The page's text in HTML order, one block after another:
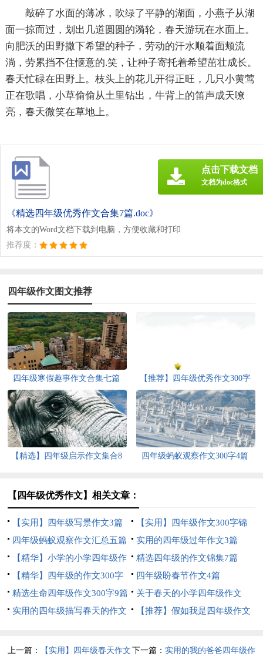
敲碎了水面的薄冰，吹绿了平静的湖面，小燕子从湖
面一掠而过，划出几道圆圆的漪轮，春天游玩在水面上。
向肥沃的田野撒下希望的种子，劳动的汗水顺着面颊流
淌，劳累挡不住惬意的.笑，让种子寄托着希望茁壮成长。
春天忙碌在田野上。枝头上的花儿开得正旺，几只小黄莺
正在歌唱，小草偷偷从土里钻出，牛背上的笛声成天嘹
亮，春天微笑在草地上。
《精选四年级优秀作文合集7篇.doc》
将本文的Word文档下载到电脑，方便收藏和打印
推荐度：
点击下载文档
文档为doc格式
四年级作文图文推荐
四年级寒假趣事作文合集七篇
【推荐】四年级优秀作文300字
汇编9篇
【精选】四年级启示作文集合8
四年级蚂蚁观察作文300字4篇
【四年级优秀作文】相关文章：
【实用】四年级写景作文3篇
【实用】四年级作文300字锦
集5篇
四年级蚂蚁观察作文汇总五篇
实用的四年级过年作文3篇
【精华】小学的小学四年级作
文1200字集锦7篇
精选四年级的作文锦集7篇
【精华】四年级的作文300字
合集九篇
四年级盼春节作文4篇
精选生命四年级作文300字9篇
关于春天的小学四年级作文
400字8篇
实用的四年级描写春天的作文
【推荐】假如我是四年级作文
上一篇： 【实用】四年级春天作文 下一篇： 实用的我的爸爸四年级作